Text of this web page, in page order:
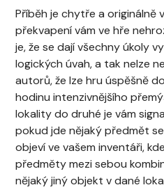
Příběh je chytře a originálně
překvapení vám ve hře
je, že se dají všechny úkoly
logických úvah, a tak nelze
autorů, že lze hru úspěšně
hodinu intenzivnějšího
lokality do druhé je vám
pokud jde nějaký předmět
objeví ve vašem inventáři,
předměty mezi sebou
nějaký jiný objekt v dané